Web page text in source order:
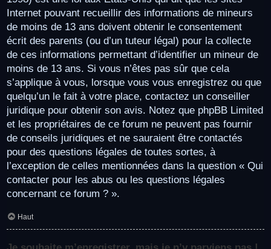
Internet pouvant recueillir des informations de mineurs
de moins de 13 ans doivent obtenir le consentement
écrit des parents (ou d’un tuteur légal) pour la collecte
de ces informations permettant d’identifier un mineur de
moins de 13 ans. Si vous n’êtes pas sûr que cela
s’applique à vous, lorsque vous vous enregistrez ou que
quelqu’un le fait à votre place, contactez un conseiller
juridique pour obtenir son avis. Notez que phpBB Limited
et les propriétaires de ce forum ne peuvent pas fournir
de conseils juridiques et ne sauraient être contactés
pour des questions légales de toutes sortes, à
l’exception de celles mentionnées dans la question « Qui
contacter pour les abus ou les questions légales
concernant ce forum ? ».
Haut